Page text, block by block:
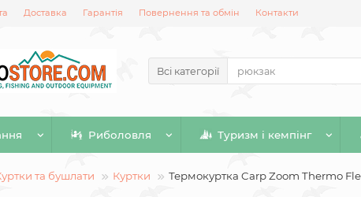
Доставка Гарантія Повернення та обмін Контакти
Всі категорії
Риболовля Туризм і кемпінг
та бушлати Куртки Термокуртка Carp Zoom Thermo